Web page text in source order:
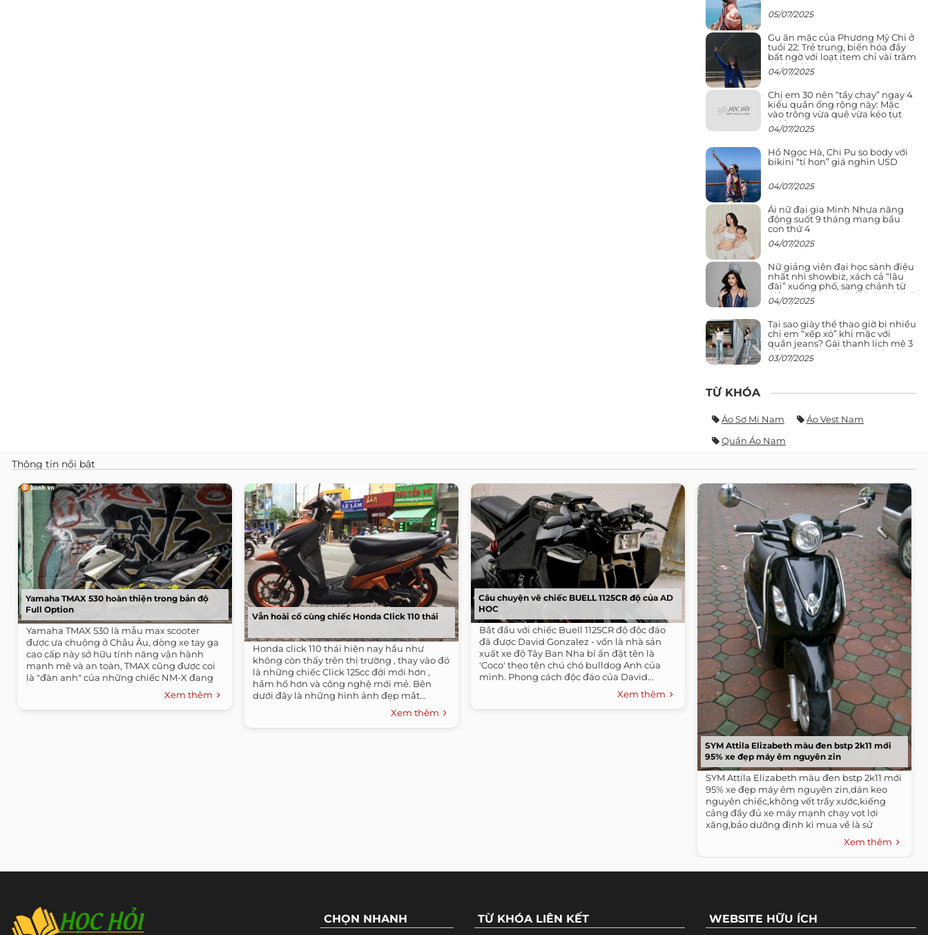
05/07/2025
Gu ăn mặc của Phương Mỹ Chi ở
tuổi 22: Trẻ trung, biến hóa đầy
bất ngờ với loạt item chỉ vài trăm
nghìn đã mua được
04/07/2025
Chị em 30 nên “tẩy chay” ngay 4
kiểu quần ống rộng này: Mặc
vào trông vừa quê vừa kéo tụt
chiều cao
04/07/2025
Hồ Ngọc Hà, Chi Pu so body với
bikini “tí hon” giá nghìn USD
04/07/2025
Ái nữ đại gia Minh Nhựa năng
động suốt 9 tháng mang bầu
con thứ 4
04/07/2025
Nữ giảng viên đại học sành điệu
nhất nhì showbiz, xách cả “lâu
đài” xuống phố, sang chảnh từ
giảng đường ra phố khó ai đọ lại
04/07/2025
Tại sao giày thể thao giờ bị nhiều
chị em “xếp xó” khi mặc với
quần jeans? Gái thanh lịch mê 3
kiểu này hơn hẳn
03/07/2025
TỪ KHÓA
Áo Sơ Mi Nam
Áo Vest Nam
Quần Áo Nam
Thông tin nổi bật
Yamaha TMAX 530 hoàn thiện trong bản độ
Full Option
Yamaha TMAX 530 là mẫu max scooter
được ưa chuộng ở Châu Âu, dòng xe tay ga
cao cấp này sở hữu tính năng vận hành
mạnh mẽ và an toàn, TMAX cũng được coi
là "đàn anh" của những chiếc NM-X đang
Xem thêm
Vẫn hoài cổ cùng chiếc Honda Click 110 thái
Honda click 110 thái hiện nay hầu như
không còn thấy trên thị trường , thay vào đó
là những chiếc Click 125cc đời mới hơn ,
hầm hố hơn và công nghệ mới mẻ. Bên
dưới đây là những hình ảnh đẹp mắt...
Xem thêm
Câu chuyện vê chiếc BUELL 1125CR độ của AD
HOC
Bắt đầu với chiếc Buell 1125CR độ độc đáo
đã được David Gonzalez - vốn là nhà sản
xuất xe độ Tây Ban Nha bí ẩn đặt tên là
'Coco' theo tên chú chó bulldog Anh của
mình. Phong cách độc đáo của David...
Xem thêm
SYM Attila Elizabeth màu đen bstp 2k11 mới
95% xe đẹp máy êm nguyên zin
SYM Attila Elizabeth màu đen bstp 2k11 mới
95% xe đẹp máy êm nguyên zin,dán keo
nguyên chiếc,không vết trầy xước,kiếng
cảng đầy đủ xe máy mạnh chạy vọt lợi
xăng,bảo dưỡng định kì mua về là sử
Xem thêm
CHỌN NHANH TỪ KHÓA LIÊN KẾT WEBSITE HỮU ÍCH